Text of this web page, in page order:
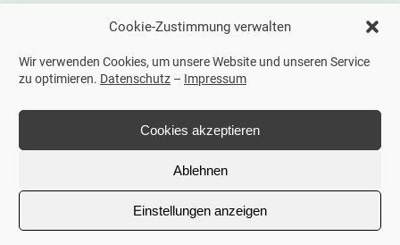
Cookie-Zustimmung verwalten
Wir verwenden Cookies, um unsere Website und unseren Service
zu optimieren. Datenschutz – Impressum
Cookies akzeptieren
Ablehnen
Einstellungen anzeigen